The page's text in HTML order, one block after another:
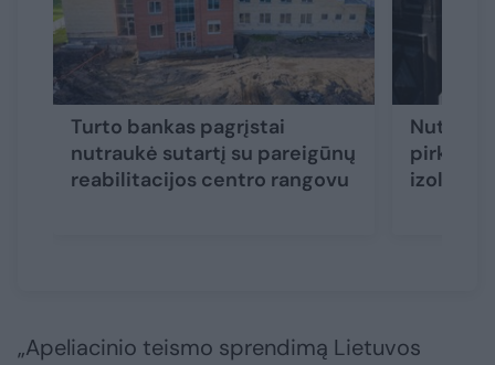
Turto bankas pagrįstai
nutraukė sutartį su pareigūnų
reabilitacijos centro rangovu
„Apeliacinio teismo sprendimą Lietuvos